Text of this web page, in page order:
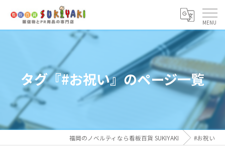
タグ『#お祝い』のページ一覧
福岡のノベルティなら看板百貨 SUKIYAKI #お祝い